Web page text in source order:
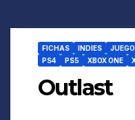
FICHAS INDIES
PS4
PS5 XBOX ONE
Outlast